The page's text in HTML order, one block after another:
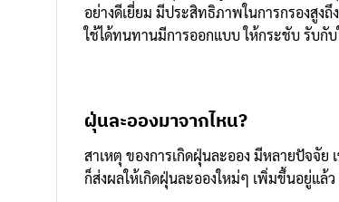
อย่างดีเยี่ยม มีประสิทธิภาพในการกรองสูง
ใช้ได้ทนทานมีการออกแบบ ให้กระชับ รับกั
ฝุ่นละอองมาจากไหน?
สาเหตุ ของการเกิดฝุ่นละออง มีหลายปัจจัย
ก็ส่งผลให้เกิดฝุ่นละอองใหม่ๆ เพิ่มขึ้นอยู่แล้